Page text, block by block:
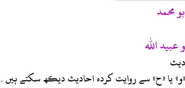
محمد
الله
یا «ح» سے روایت کردہ احادیث دیکھ سکتے ہیں۔